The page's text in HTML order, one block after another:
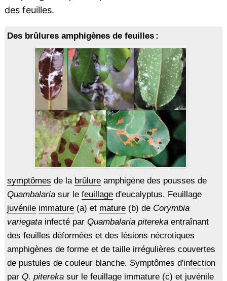
des feuilles.
Des brûlures amphigènes de feuilles :
symptômes de la brûlureamphigène des pousses de
Quambalariasur le feuillaged'eucalyptus. Feuillage
juvénile immature(a) et mature(b) de Corymbia
variegatainfecté par Quambalaria piterekaentraînant
des feuilles déformées et des lésions nécrotiques
amphigènes de forme et de taille irrégulières couvertes
de pustules de couleur blanche. Symptômes d'infection
par Q. piterekasur le feuillage immature (c) et juvénile